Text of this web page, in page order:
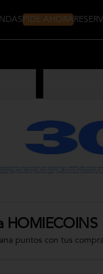
PIDE AHORA
HOMIECOINS
puntos con tus